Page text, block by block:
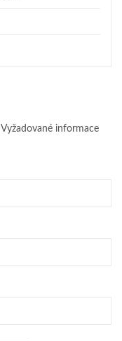
Vyžadované informace